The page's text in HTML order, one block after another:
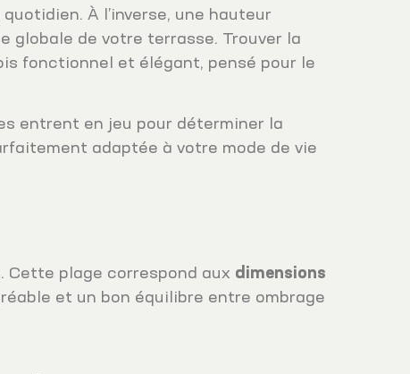
À l’inverse, une hauteur
globale de votre terrasse. Trouver la
fonctionnel et élégant, pensé pour le
entrent en jeu pour déterminer la
adaptée à votre mode de vie
Cette plage correspond aux dimensions
et un bon équilibre entre ombrage